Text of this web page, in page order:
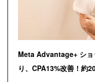
Meta Advantage+ ショ
り、CPA13%改善！約